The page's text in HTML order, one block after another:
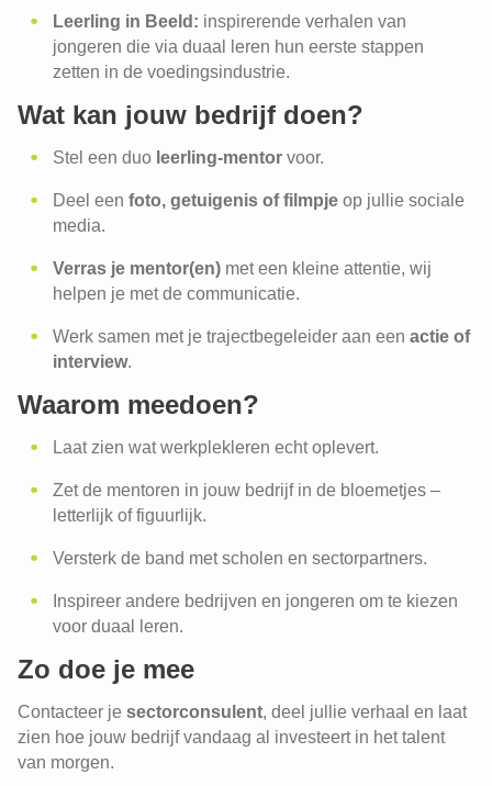
Leerling in Beeld: inspirerende verhalen van
jongeren die via duaal leren hun eerste stappen
zetten in de voedingsindustrie.
Wat kan jouw bedrijf doen?
Stel een duo leerling-mentor voor.
Deel een foto, getuigenis of filmpje op jullie sociale
media.
Verras je mentor(en) met een kleine attentie, wij
helpen je met de communicatie.
Werk samen met je trajectbegeleider aan een actie of
interview.
Waarom meedoen?
Laat zien wat werkplekleren echt oplevert.
Zet de mentoren in jouw bedrijf in de bloemetjes –
letterlijk of figuurlijk.
Versterk de band met scholen en sectorpartners.
Inspireer andere bedrijven en jongeren om te kiezen
voor duaal leren.
Zo doe je mee
Contacteer je sectorconsulent, deel jullie verhaal en laat
zien hoe jouw bedrijf vandaag al investeert in het talent
van morgen.